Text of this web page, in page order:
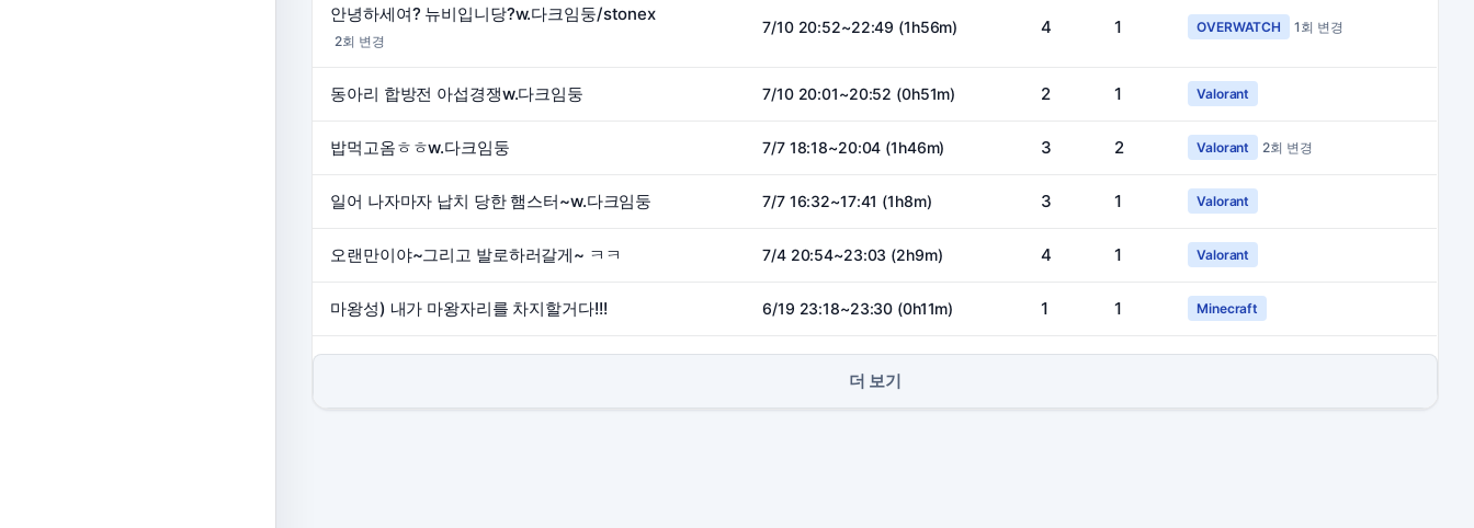
안녕하세여? 뉴비입니당?w.다크임둥/stonex
2회 변경
7/10 20:52~22:49 (1h56m) 4 1 OVERWATCH 1회 변경
동아리 합방전 아섭경쟁w.다크임둥 7/10 20:01~20:52 (0h51m) 2 1 Valorant
밥먹고옴ㅎㅎw.다크임둥 7/7 18:18~20:04 (1h46m) 3 2 Valorant 2회 변경
일어 나자마자 납치 당한 햄스터~w.다크임둥 7/7 16:32~17:41 (1h8m) 3 1 Valorant
오랜만이야~그리고 발로하러갈게~ ㅋㅋ 7/4 20:54~23:03 (2h9m) 4 1 Valorant
마왕성) 내가 마왕자리를 차지할거다!!! 6/19 23:18~23:30 (0h11m) 1 1 Minecraft
더 보기